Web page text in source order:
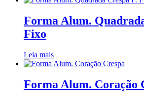
Forma Alum.
Fixo
Leia mais
Forma Alum. Coração